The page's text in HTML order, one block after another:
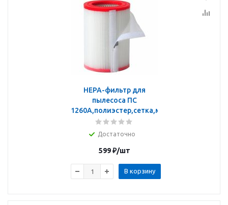
HEPA-фильтр для
пылесоса ПС
1260А,полиэстер,сетка,моющийся
Достаточно
599₽/шт
В корзину